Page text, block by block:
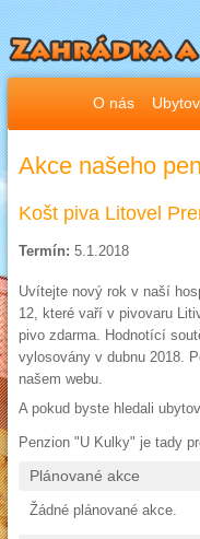
O nás
Akce našeho
Košt piva Litovel
Termín: 5.1.2018
Uvítejte nový rok v naší
12, které vaří v pivovaru
pivo zdarma. Hodnotící
vylosovány v dubnu 2018.
našem webu.
A pokud byste hledali
Penzion "U Kulky" je tady
Plánované akce
Žádné plánované akce.